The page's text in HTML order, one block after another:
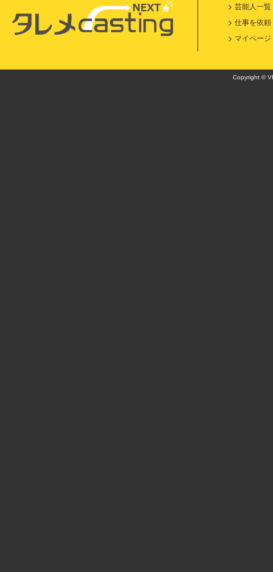
芸能人一覧
仕事を依頼
マイページ
Copyright ©